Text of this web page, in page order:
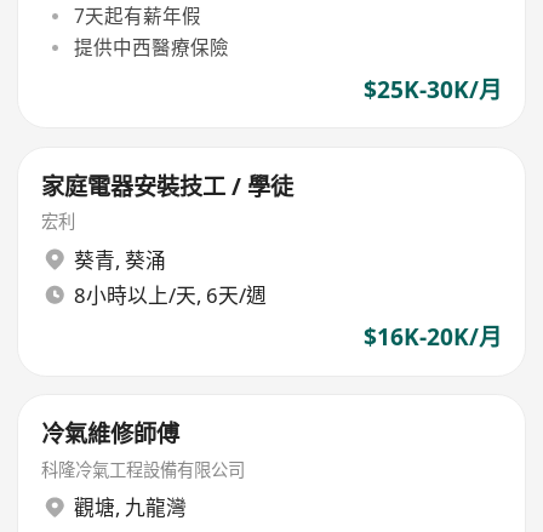
7天起有薪年假
提供中西醫療保險
$25K-30K/月
家庭電器安裝技工 / 學徒
宏利
葵青, 葵涌
8小時以上/天, 6天/週
$16K-20K/月
冷氣維修師傅
科隆冷氣工程設備有限公司
觀塘, 九龍灣